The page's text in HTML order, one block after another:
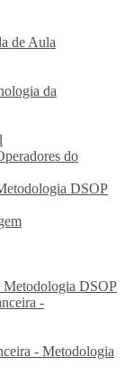
de Aula
da
do
DSOP
Metodologia DSOP
-
- Metodologia